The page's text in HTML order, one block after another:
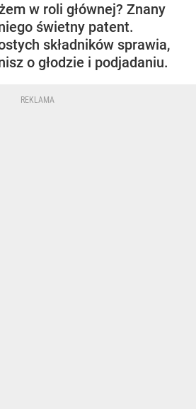
w roli głównej? Znany
świetny patent.
składników sprawia,
o głodzie i podjadaniu.